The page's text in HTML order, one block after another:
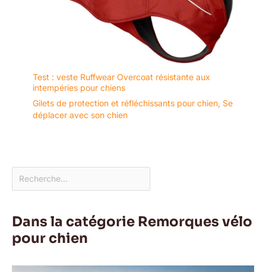
Test : veste Ruffwear Overcoat résistante aux
intempéries pour chiens
Gilets de protection et réfléchissants pour chien, Se
déplacer avec son chien
Dans la catégorie Remorques vélo
pour chien